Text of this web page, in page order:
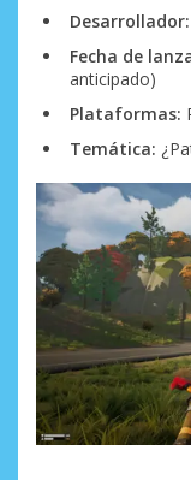
Desarrollador:
Fecha de
anticipado)
Plataformas:
Temática: